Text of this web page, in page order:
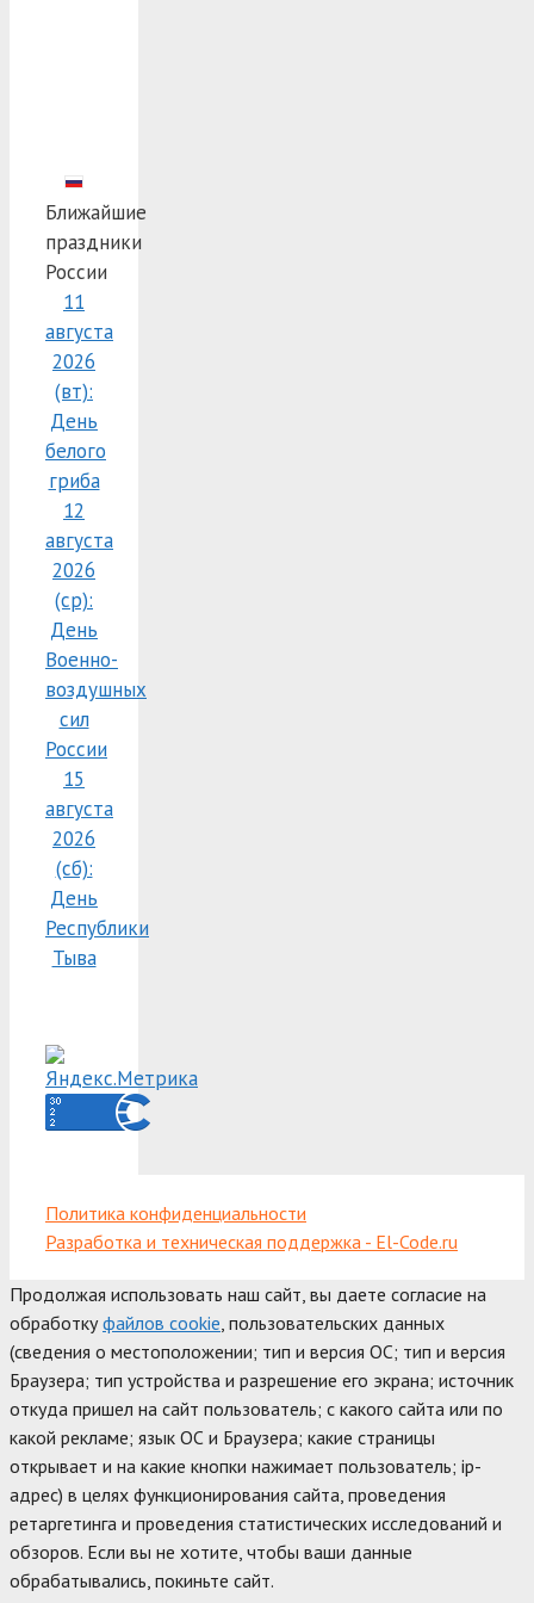
Ближайшие
праздники
России
11
августа
2026
(вт):
День
белого
гриба
12
августа
2026
(ср):
День
Военно-
воздушных
сил
России
15
августа
2026
(сб):
День
Республики
Тыва
Политика конфиденциальности
Разработка и техническая поддержка - El-Code.ru
Продолжая использовать наш сайт, вы даете согласие на
обработкуфайлов cookie , пользовательских данных
(сведения о местоположении; тип и версия ОС; тип и версия
Браузера; тип устройства и разрешение его экрана; источник
откуда пришел на сайт пользователь; с какого сайта или по
какой рекламе; язык ОС и Браузера; какие страницы
открывает и на какие кнопки нажимает пользователь; ip-
адрес) в целях функционирования сайта, проведения
ретаргетинга и проведения статистических исследований и
обзоров. Если вы не хотите, чтобы ваши данные
обрабатывались, покиньте сайт.